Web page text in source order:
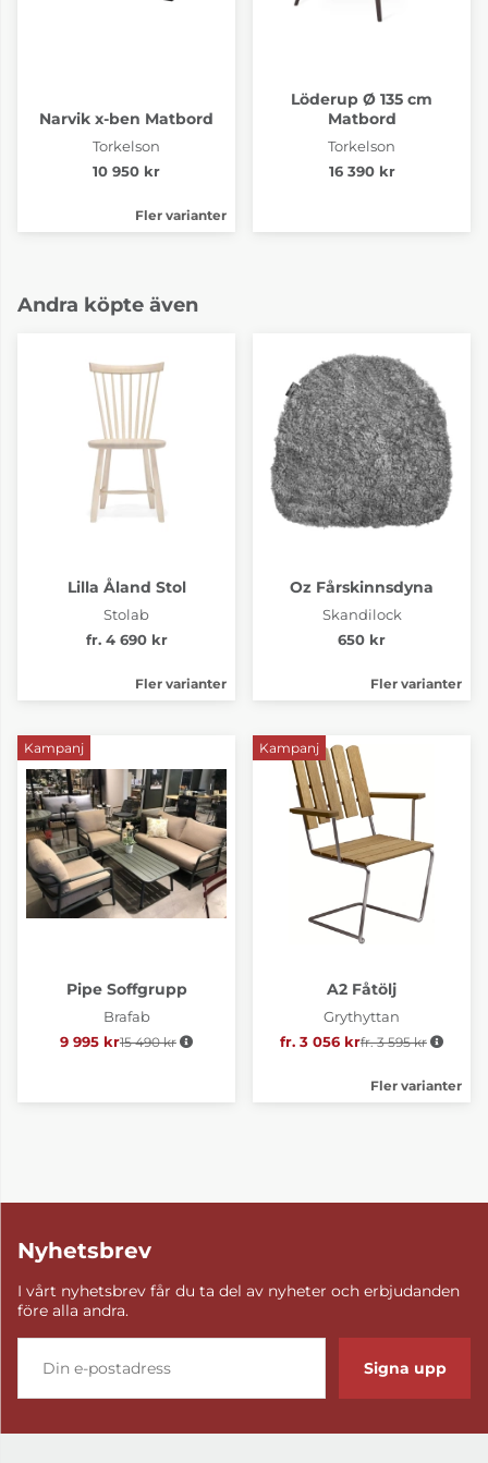
Narvik x-ben Matbord
Torkelson
10 950 kr
Fler varianter
Löderup Ø 135 cm
Matbord
Torkelson
16 390 kr
Andra köpte även
Lilla Åland Stol
Stolab
fr. 4 690 kr
Fler varianter
Oz Fårskinnsdyna
Skandilock
650 kr
Fler varianter
Kampanj
Pipe Soffgrupp
Brafab
9 995 kr Ordinarie pris:
15 490 kr
Kampanj
A2 Fåtölj
Grythyttan
fr. 3 056 krOrdinarie pris:
fr. 3 595 kr
Fler varianter
Nyhetsbrev
I vårt nyhetsbrev får du ta del av nyheter och erbjudanden
före alla andra.
Signa upp